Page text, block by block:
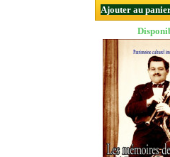
Ajouter au